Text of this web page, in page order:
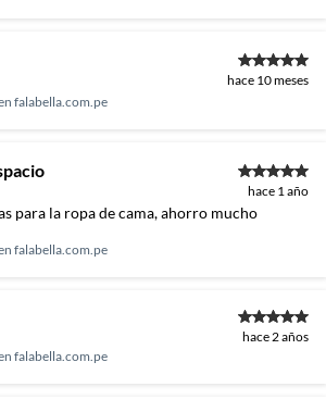
hace 10 meses
falabella.com.pe
hace 1 año
para la ropa de cama, ahorro mucho
falabella.com.pe
hace 2 años
falabella.com.pe